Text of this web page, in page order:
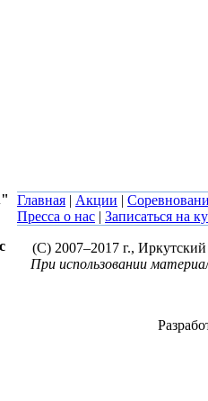
Главная | Акции |
Пресса о нас | Записаться на
(C) 2007–2017 г.,
При использовании